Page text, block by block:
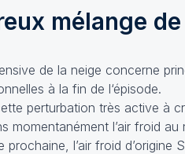
mélange
de la neige concerne
à la fin de l‘épisode.
perturbation très active à
momentanément l’air froid au
prochaine, l’air froid